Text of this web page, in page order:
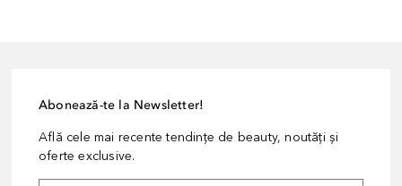
Abonează-te la Newsletter!
Află cele mai recente tendințe de beauty, noutăți și
oferte exclusive.